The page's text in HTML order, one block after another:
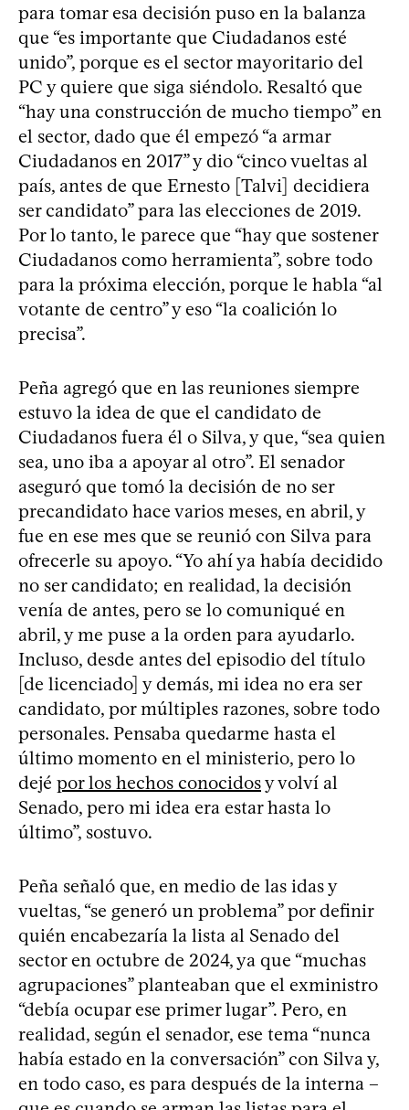
para tomar esa decisión puso en la balanza
que “es importante que Ciudadanos esté
unido”, porque es el sector mayoritario del
PC y quiere que siga siéndolo. Resaltó que
“hay una construcción de mucho tiempo” en
el sector, dado que él empezó “a armar
Ciudadanos en 2017” y dio “cinco vueltas al
país, antes de que Ernesto [Talvi] decidiera
ser candidato” para las elecciones de 2019.
Por lo tanto, le parece que “hay que sostener
Ciudadanos como herramienta”, sobre todo
para la próxima elección, porque le habla “al
votante de centro” y eso “la coalición lo
precisa”.
Peña agregó que en las reuniones siempre
estuvo la idea de que el candidato de
Ciudadanos fuera él o Silva, y que, “sea quien
sea, uno iba a apoyar al otro”. El senador
aseguró que tomó la decisión de no ser
precandidato hace varios meses, en abril, y
fue en ese mes que se reunió con Silva para
ofrecerle su apoyo. “Yo ahí ya había decidido
no ser candidato; en realidad, la decisión
venía de antes, pero se lo comuniqué en
abril, y me puse a la orden para ayudarlo.
Incluso, desde antes del episodio del título
[de licenciado] y demás, mi idea no era ser
candidato, por múltiples razones, sobre todo
personales. Pensaba quedarme hasta el
último momento en el ministerio, pero lo
dejé por los hechos conocidosy volví al
Senado, pero mi idea era estar hasta lo
último”, sostuvo.
Peña señaló que, en medio de las idas y
vueltas, “se generó un problema” por definir
quién encabezaría la lista al Senado del
sector en octubre de 2024, ya que “muchas
agrupaciones” planteaban que el exministro
“debía ocupar ese primer lugar”. Pero, en
realidad, según el senador, ese tema “nunca
había estado en la conversación” con Silva y,
en todo caso, es para después de la interna –